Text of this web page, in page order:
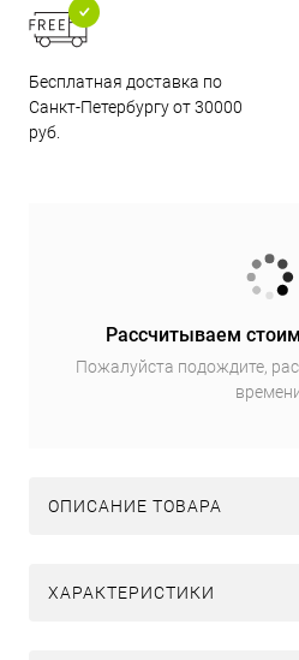
Бесплатная доставка по
Санкт-Петербургу от 30000
руб.
Рассчитываем
Пожалуйста подождите,
ОПИСАНИЕ ТОВАРА
ХАРАКТЕРИСТИКИ